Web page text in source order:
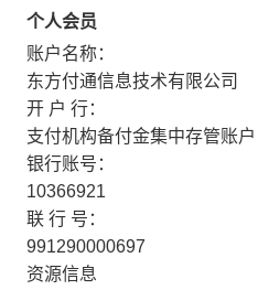
个人会员
账户名称：
东方付通信息技术有限公司
开 户 行：
支付机构备付金集中存管账户
银行账号：
10366921
联 行 号：
991290000697
资源信息